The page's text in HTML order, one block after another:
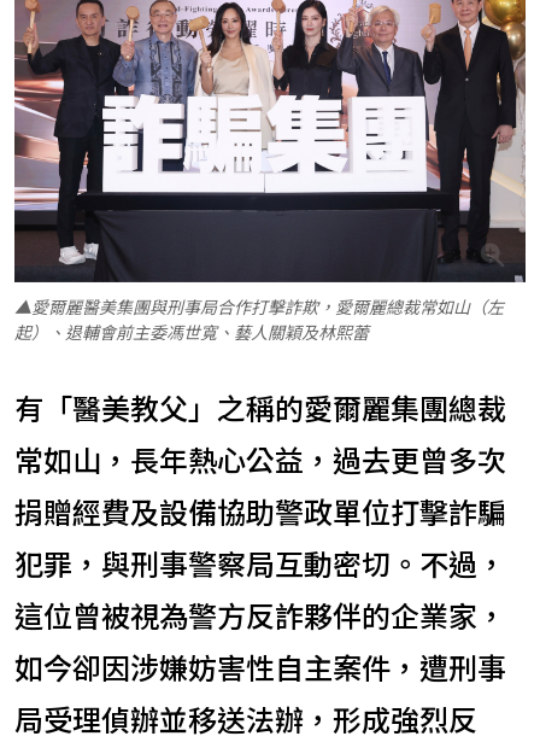
▲愛爾麗醫美集團與刑事局合作打擊詐欺，愛爾麗總裁常如山（左
起）、退輔會前主委馮世寬、藝人關穎及林熙蕾
有「醫美教父」之稱的愛爾麗集團總裁
常如山，長年熱心公益，過去更曾多次
捐贈經費及設備協助警政單位打擊詐騙
犯罪，與刑事警察局互動密切。不過，
這位曾被視為警方反詐夥伴的企業家，
如今卻因涉嫌妨害性自主案件，遭刑事
局受理偵辦並移送法辦，形成強烈反